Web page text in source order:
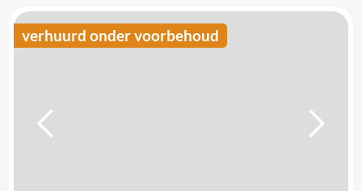
verhuurd onder voorbehoud